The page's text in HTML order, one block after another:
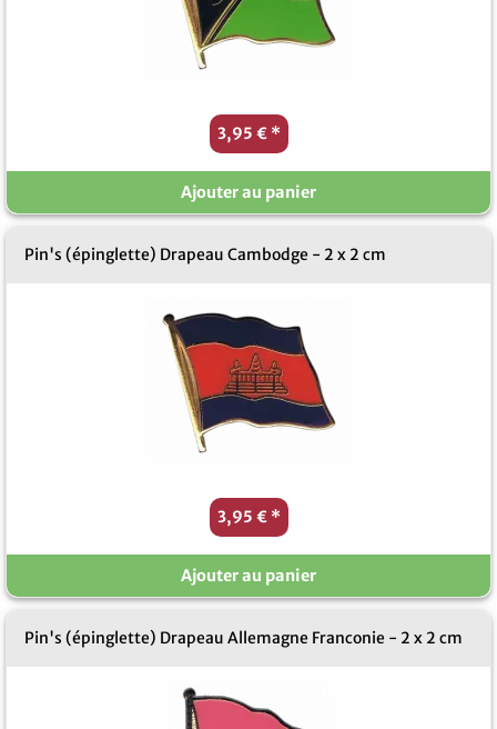
3,95 € *
Ajouter au panier
Pin's (épinglette) Drapeau Cambodge - 2 x 2 cm
3,95 € *
Ajouter au panier
Pin's (épinglette) Drapeau Allemagne Franconie - 2 x 2 cm